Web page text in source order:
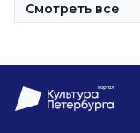
Смотреть все